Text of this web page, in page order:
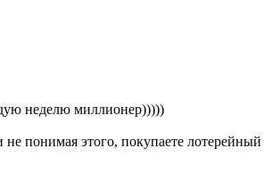
неделю миллионер)))))
понимая этого, покупаете